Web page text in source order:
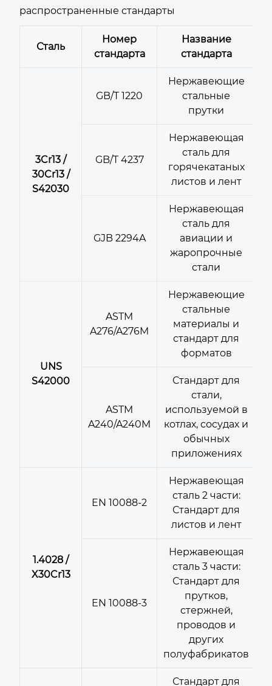
распространенные стандарты
Сталь
Номер
стандарта
Название
стандарта
3Cr13 /
30Cr13 /
S42030
GB/T 1220
Нержавеющие
стальные
прутки
GB/T 4237
Нержавеющая
сталь для
горячекатаных
листов и лент
GJB 2294A
Нержавеющая
сталь для
авиации и
жаропрочные
стали
UNS
S42000
ASTM
A276/A276M
Нержавеющие
стальные
материалы и
стандарт для
форматов
ASTM
A240/A240M
Стандарт для
стали,
используемой в
котлах, сосудах и
обычных
приложениях
1.4028 /
X30Cr13
EN 10088-2
Нержавеющая
сталь 2 части:
Стандарт для
листов и лент
EN 10088-3
Нержавеющая
сталь 3 части:
Стандарт для
прутков,
стержней,
проводов и
других
полуфабрикатов
Стандарт для